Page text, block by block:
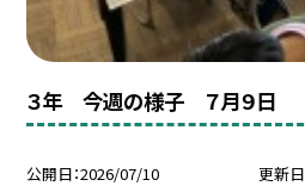
３年 今週の様子 ７月９日
公開日 2026/07/10 更新日